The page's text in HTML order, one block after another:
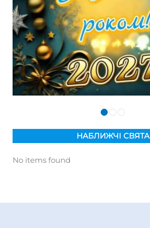
НАБЛИЖЧІ СВЯТА
No items found